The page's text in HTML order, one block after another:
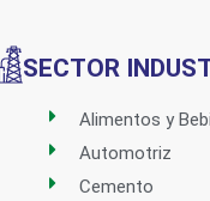
SECTOR
Alimentos y
Automotriz
Cemento